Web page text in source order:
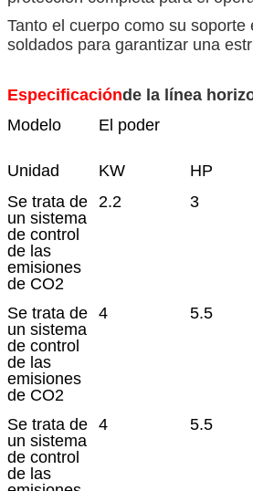
Tanto el cuerpo como su soporte
soldados para garantizar una
Especificaciónde la línea
Modelo
El poder
Unidad
KW HP
Se trata de
un sistema
de control
de las
emisiones
de CO2
2.2 3
Se trata de
un sistema
de control
de las
emisiones
de CO2
4 5.5
Se trata de
un sistema
de control
de las
4 5.5